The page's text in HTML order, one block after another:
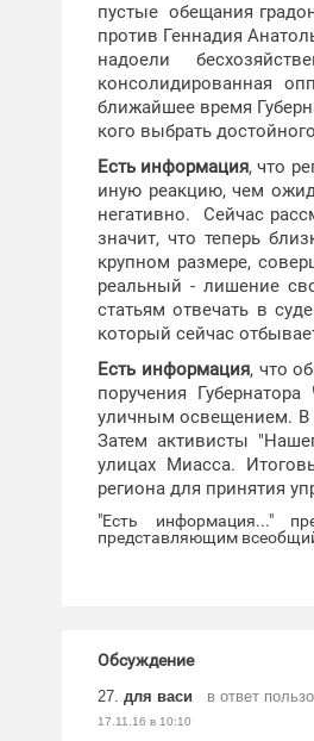
пустые обещания
против Геннадия
надоели
консолидированная
ближайшее время
кого выбрать
Есть информация, что
иную реакцию, чем
негативно. Сейчас
значит, что теперь
крупном размере,
реальный - лишение
статьям отвечать в
который сейчас
Есть информация, что
поручения
уличным освещением. В
Затем активисты
улицах Миасса.
региона для принятия
"Есть информация..."
представляющим
Обсуждение
27. для васи в ответ
17.11.16 в 10:10